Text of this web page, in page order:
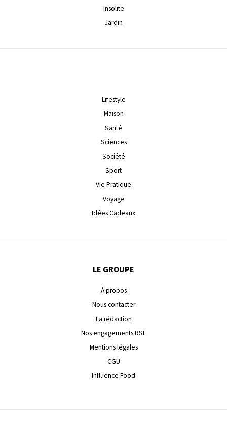
Insolite
Jardin
Lifestyle
Maison
Santé
Sciences
Société
Sport
Vie Pratique
Voyage
Idées Cadeaux
LE GROUPE
À propos
Nous contacter
La rédaction
Nos engagements RSE
Mentions légales
CGU
Influence Food